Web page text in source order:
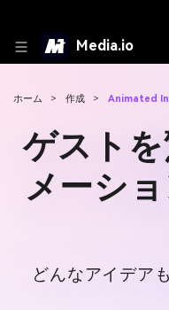
Media.io
ホーム > 作成 > Animated
ゲスト
メーシ
どんなアイデア